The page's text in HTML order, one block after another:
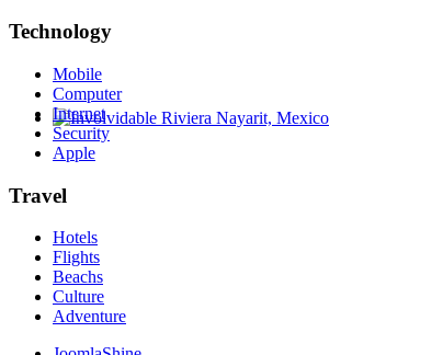
Involvidable Riviera Nayarit, Mexico
Technology
Mobile
Computer
Internet
Security
Apple
Travel
Hotels
Flights
Beachs
Culture
Adventure